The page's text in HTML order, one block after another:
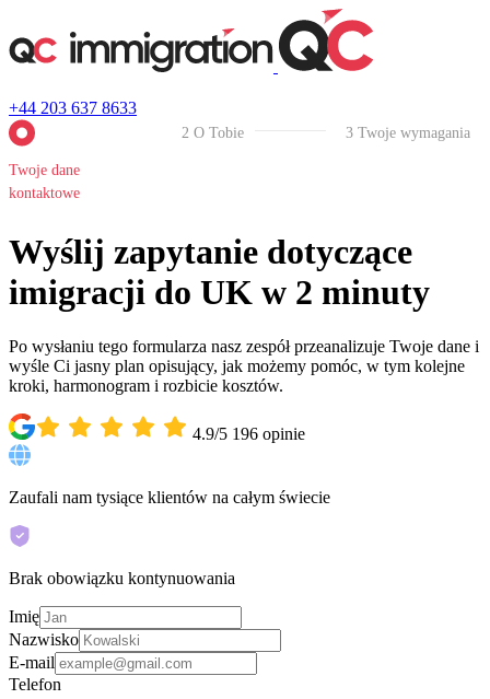
+44 203 637 8633
Twoje dane
kontaktowe
2 O Tobie 3 Twoje wymagania
Wyślij zapytanie dotyczące
imigracji do UK w 2 minuty
Po wysłaniu tego formularza nasz zespół przeanalizuje Twoje dane i
wyśle Ci jasny plan opisujący, jak możemy pomóc, w tym kolejne
kroki, harmonogram i rozbicie kosztów.
4.9/5 196 opinie
Zaufali nam tysiące klientów na całym świecie
Brak obowiązku kontynuowania
Imię
Nazwisko
E-mail
Telefon